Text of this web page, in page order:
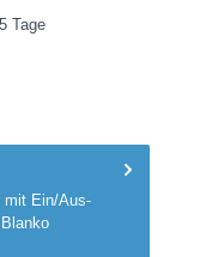
Tage
mit Ein/Aus-